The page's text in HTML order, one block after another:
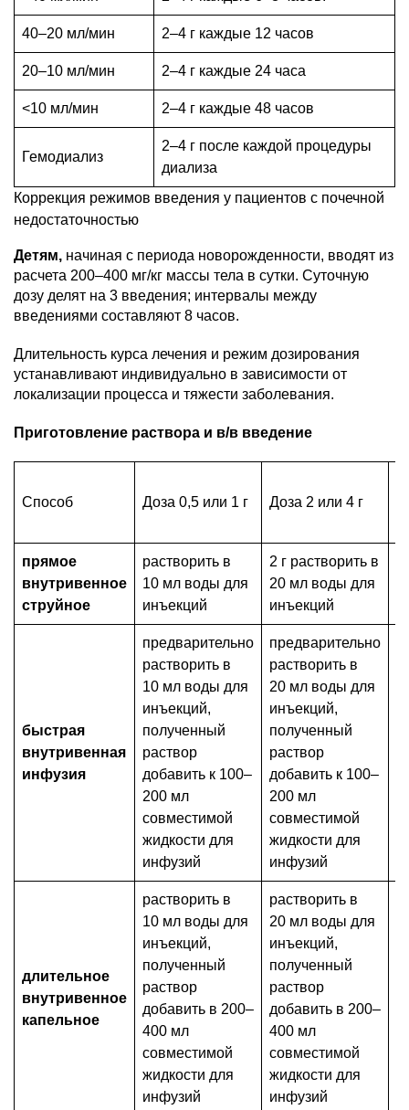
40–20 мл/мин 2–4 г каждые 12 часов
20–10 мл/мин 2–4 г каждые 24 часа
<10 мл/мин 2–4 г каждые 48 часов
Гемодиализ
2–4 г после каждой процедуры
диализа
Коррекция режимов введения у пациентов с почечной
недостаточностью
Детям, начиная с периода новорожденности, вводят из
расчета 200–400 мг/кг массы тела в сутки. Суточную
дозу делят на 3 введения; интервалы между
введениями составляют 8 часов.
Длительность курса лечения и режим дозирования
устанавливают индивидуально в зависимости от
локализации процесса и тяжести заболевания.
Приготовление раствора и в/в введение
Способ Доза 0,5 или 1 г Доза 2 или 4 г
прямое
внутривенное
струйное
растворить в
10 мл воды для
инъекций
2 г растворить в
20 мл воды для
инъекций
быстрая
внутривенная
инфузия
предварительно
растворить в
10 мл воды для
инъекций,
полученный
раствор
добавить к 100–
200 мл
совместимой
жидкости для
инфузий
предварительно
растворить в
20 мл воды для
инъекций,
полученный
раствор
добавить к 100–
200 мл
совместимой
жидкости для
инфузий
длительное
внутривенное
капельное
растворить в
10 мл воды для
инъекций,
полученный
раствор
добавить в 200–
400 мл
совместимой
жидкости для
инфузий
растворить в
20 мл воды для
инъекций,
полученный
раствор
добавить в 200–
400 мл
совместимой
жидкости для
инфузий